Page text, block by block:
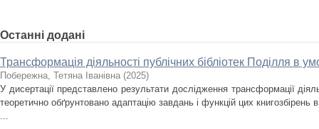
Останні додані
Трансформація діяльності публічних бібліотек Поділля в
Побережна, Тетяна Іванівна (2025)
У дисертації представлено результати дослідження трансформації
теоретично обґрунтовано адаптацію завдань і функцій цих книгозбірень
...